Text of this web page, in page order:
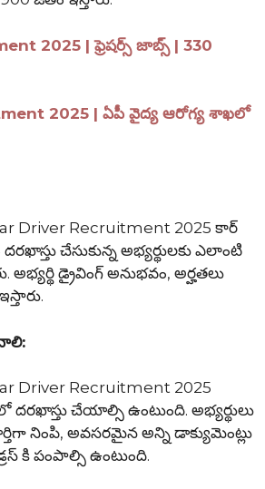
2025 | ఫ్రెషర్స్ జాబ్స్ | 330
2025 | ఏపీ వైద్య ఆరోగ్య శాఖలో
Driver Recruitment 2025 కార్
చేసుకున్న అభ్యర్థులకు ఎలాంటి
అభ్యర్థి డ్రైవింగ్ అనుభవం, అర్హతలు
Driver Recruitment 2025
చేయాల్సి ఉంటుంది. అభ్యర్థులు
నింపి, అవసరమైన అన్ని డాక్యుమెంట్లు
కి పంపాల్సి ఉంటుంది.